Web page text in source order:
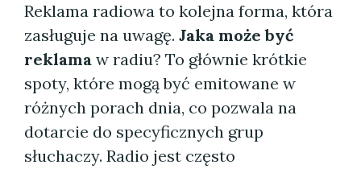
Reklama radiowa to kolejna forma, która
zasługuje na uwagę. Jaka może być
reklama w radiu? To głównie krótkie
spoty, które mogą być emitowane w
różnych porach dnia, co pozwala na
dotarcie do specyficznych grup
słuchaczy. Radio jest często